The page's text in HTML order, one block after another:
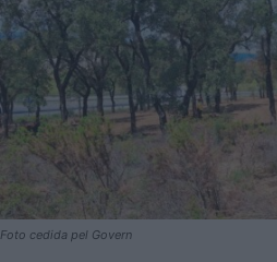
Foto cedida pel Govern